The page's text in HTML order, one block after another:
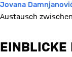
Jovana
Austausch
EINBLICKE